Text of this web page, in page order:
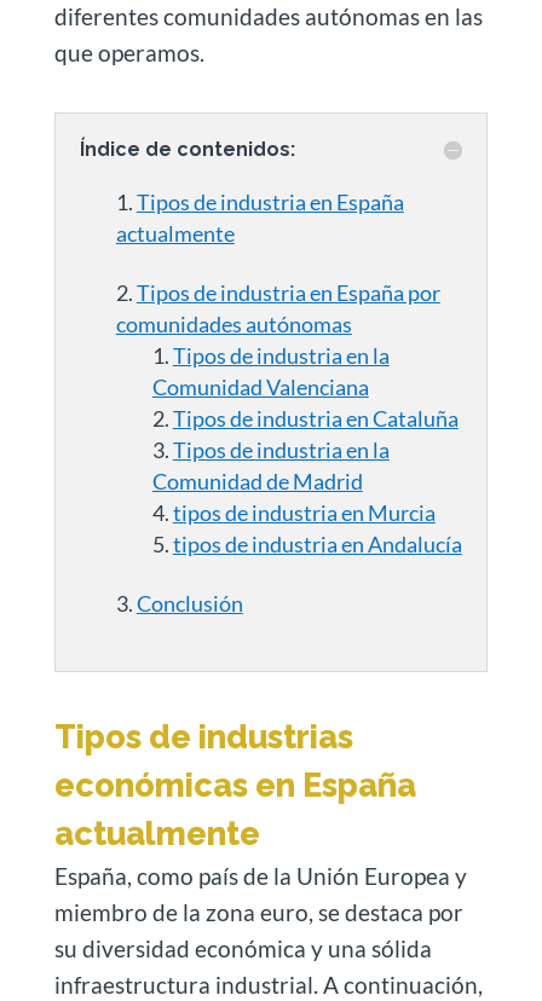
diferentes comunidades autónomas en las
que operamos.
Índice de contenidos:
Tipos de industria en España
actualmente
Tipos de industria en España por
comunidades autónomas
Tipos de industria en la
Comunidad Valenciana
Tipos de industria en Cataluña
Tipos de industria en la
Comunidad de Madrid
tipos de industria en Murcia
tipos de industria en Andalucía
Conclusión
Tipos de industrias
económicas en España
actualmente
España, como país de la Unión Europea y
miembro de la zona euro, se destaca por
su diversidad económica y una sólida
infraestructura industrial. A continuación,